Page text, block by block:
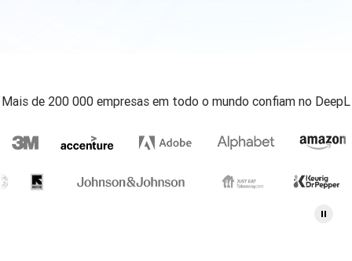
Mais de 200 000 empresas em todo o mundo confiam no DeepL